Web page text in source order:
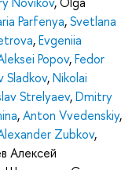
Parfenya,Svetlana
,Evgeniia
Popov,Fedor
Sladkov,Nikolai
Strelyaev,Dmitry
,Anton Vvedenskiy,
Zubkov,
Алексей